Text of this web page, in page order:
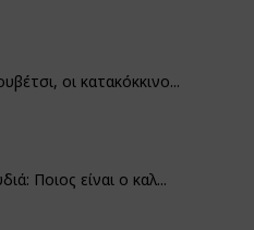
οι κατακόκκινο...
Ποιος είναι ο καλ...